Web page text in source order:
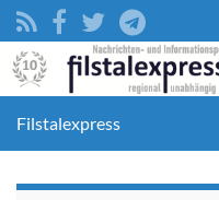
Filstalexpress